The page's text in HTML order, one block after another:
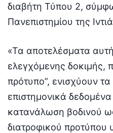
διαβήτη Τύπου 2,
Πανεπιστημίου της
«Τα αποτελέσματα
ελεγχόμενης δοκιμής,
πρότυπο”, ενισχύουν
επιστημονικά
κατανάλωση βοδινού
διατροφικού προτύπου